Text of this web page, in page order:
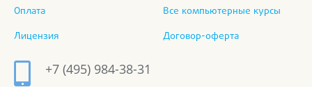
Оплата
Лицензия
Все компьютерные курсы
Договор-оферта
+7 (495) 984-38-31